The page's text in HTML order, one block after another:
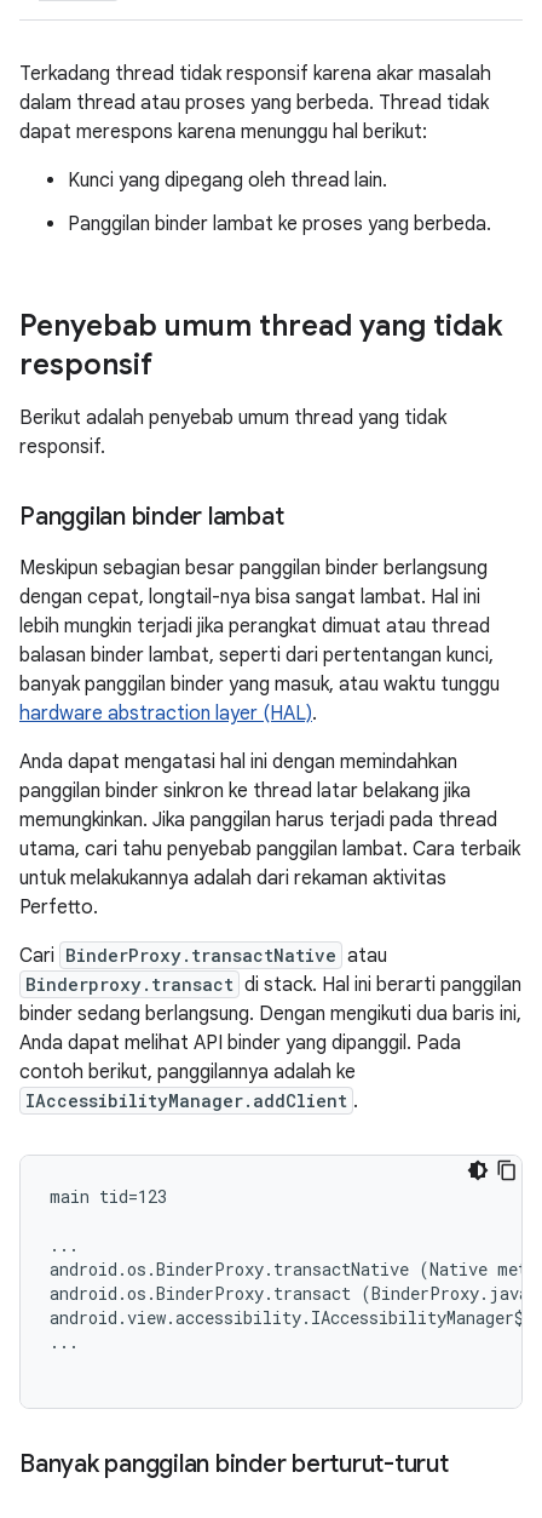
Terkadang thread tidak responsif karena akar masalah
dalam thread atau proses yang berbeda. Thread tidak
dapat merespons karena menunggu hal berikut:
Kunci yang dipegang oleh thread lain.
Panggilan binder lambat ke proses yang berbeda.
Penyebab umum thread yang tidak
responsif
Berikut adalah penyebab umum thread yang tidak
responsif.
Panggilan binder lambat
Meskipun sebagian besar panggilan binder berlangsung
dengan cepat, longtail-nya bisa sangat lambat. Hal ini
lebih mungkin terjadi jika perangkat dimuat atau thread
balasan binder lambat, seperti dari pertentangan kunci,
banyak panggilan binder yang masuk, atau waktu tunggu
hardware abstraction layer (HAL).
Anda dapat mengatasi hal ini dengan memindahkan
panggilan binder sinkron ke thread latar belakang jika
memungkinkan. Jika panggilan harus terjadi pada thread
utama, cari tahu penyebab panggilan lambat. Cara terbaik
untuk melakukannya adalah dari rekaman aktivitas
Perfetto.
Cari BinderProxy.transactNative atau
Binderproxy.transact di stack. Hal ini berarti panggilan
binder sedang berlangsung. Dengan mengikuti dua baris ini,
Anda dapat melihat API binder yang dipanggil. Pada
contoh berikut, panggilannya adalah ke
IAccessibilityManager.addClient .
main tid=123
...
android.os.BinderProxy.transactNative (Native
android.os.BinderProxy.transact
...
Banyak panggilan binder berturut-turut